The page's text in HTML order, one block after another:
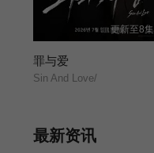
更新至8集
罪与爱
Sin And Love/
最新资讯